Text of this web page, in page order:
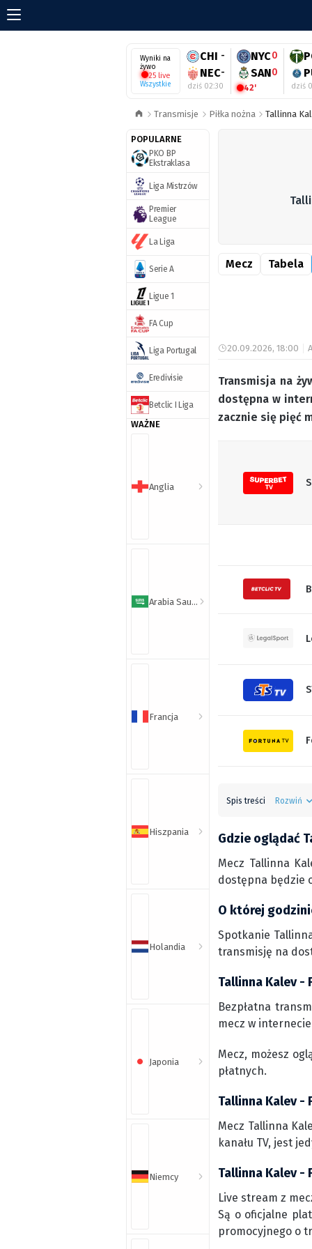
Wyniki na
żywo
25 live
Wszystkie
CHI -
NEC-
dziś 02:30
NYC0
SAN0
42' dziś
Transmisje Piłka nożna Tallinna
POPULARNE
PKO BP
Ekstraklasa
Liga Mistrzów
Premier
League
La Liga
Serie A
Ligue 1
FA Cup
Liga Portugal
Eredivisie
Betclic I Liga
WAŻNE
Anglia
Arabia Saudyjska
Francja
Hiszpania
Holandia
Japonia
Niemcy
Mecz Tabela
20.09.2026, 18:00
Transmisja na
dostępna w
zacznie się pięć
Spis treści Rozwiń
Gdzie oglądać
Mecz Tallinna
dostępna będzie
O której
Spotkanie
transmisję na
Tallinna Kalev -
Bezpłatna
mecz w
Mecz, możesz
płatnych.
Tallinna Kalev -
Mecz Tallinna
kanału TV, jest
Tallinna Kalev -
Live stream z
Są o oficjalne
promocyjnego o